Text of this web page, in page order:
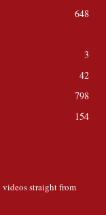
648
3
42
798
154
videos straight from